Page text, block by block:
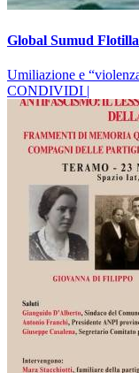
Global Sumud
Umiliazione e
CONDIVIDI |